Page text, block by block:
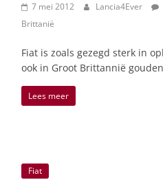
7 mei 2012 Lancia4Ever
Brittanië
Fiat is zoals gezegd sterk in
ook in Groot Brittannië
Lees meer
Fiat